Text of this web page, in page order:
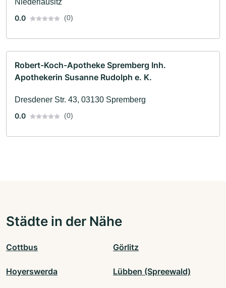
Niederlausitz
0.0
(0)
Robert-Koch-Apotheke Spremberg Inh.
Apothekerin Susanne Rudolph e. K.
Dresdener Str. 43, 03130 Spremberg
0.0
(0)
Städte in der Nähe
Cottbus Görlitz
Hoyerswerda Lübben (Spreewald)